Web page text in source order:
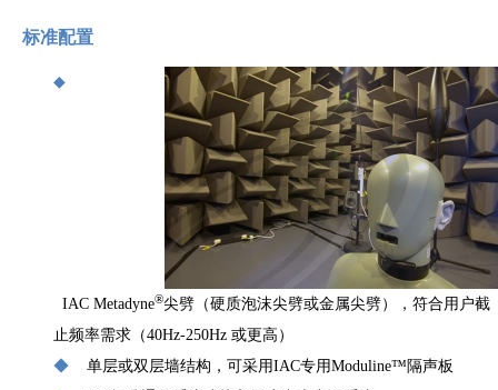
标准配置
◆
IAC Metadyne®尖劈（硬质泡沫尖劈或金属尖劈），符合用户截
止频率需求（40Hz-250Hz 或更高）
◆ 单层或双层墙结构，可采用IAC专用Moduline™隔声板